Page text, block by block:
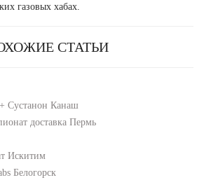
газовых хабах.
СТАТЬИ
Сустанон Канаш
доставка Пермь
Искитим
Белогорск